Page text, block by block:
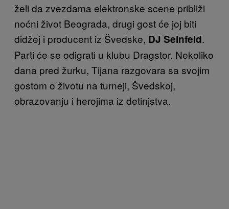
želi da zvezdama elektronske scene približi
noćni život Beograda, drugi gost će joj biti
didžej i producent iz Švedske, DJ Seinfeld.
Parti će se odigrati u klubu Dragstor. Nekoliko
dana pred žurku, Tijana razgovara sa svojim
gostom o životu na turneji, Švedskoj,
obrazovanju i herojima iz detinjstva.